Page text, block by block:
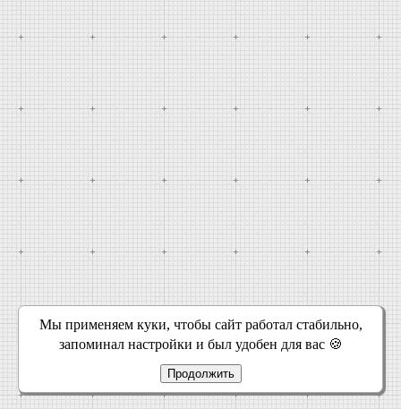
Мы применяем куки, чтобы сайт работал стабильно,
запоминал настройки и был удобен для вас 🍪
Продолжить